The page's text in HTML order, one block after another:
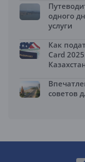
одного
услуги
Как
Card
советов